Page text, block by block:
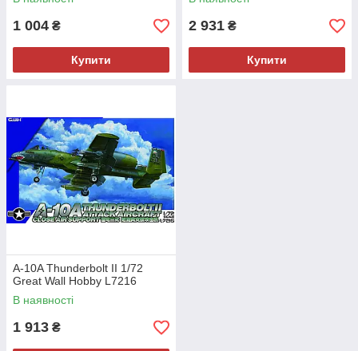
1 004 ₴
Купити
2 931 ₴
Купити
A-10A Thunderbolt II 1/72
Great Wall Hobby L7216
В наявності
1 913 ₴